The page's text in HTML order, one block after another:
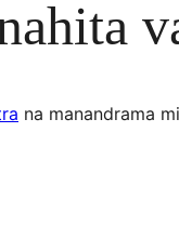
na manandrama